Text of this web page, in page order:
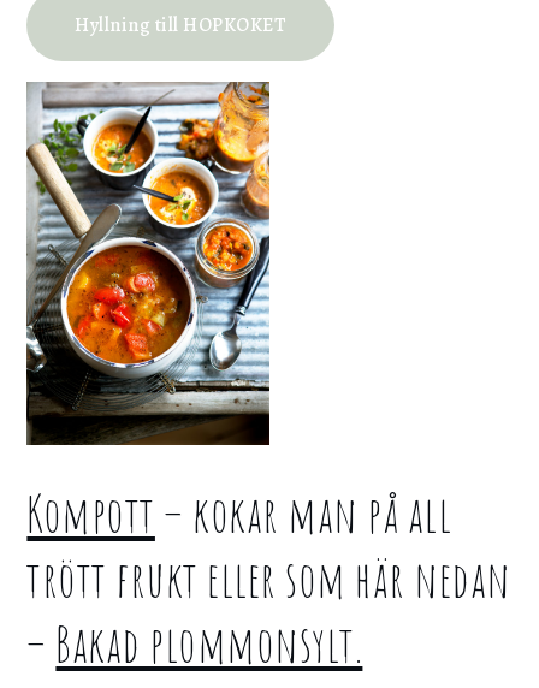
Hyllning till HOPKOKET
Kompott– kokar man på all
trött frukt eller som här nedan
– Bakad plommonsylt.